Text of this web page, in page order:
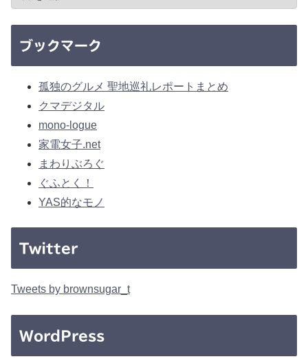
ブックマーク
孤独のグルメ 聖地巡礼レポートまとめ
クマデジタル
mono-logue
家電女子.net
まわりぶろぐ
ぐふとく！
YAS的なモノ
Twitter
Tweets by brownsugar_t
WordPress